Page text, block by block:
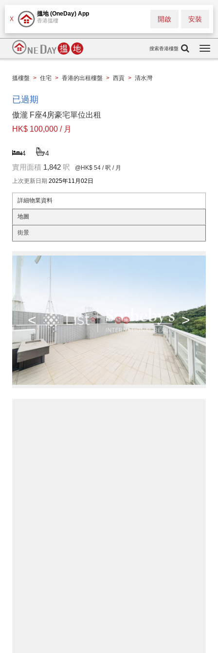
X
搵地 (OneDay) App
香港搵樓 安裝
開啟
搜索香港樓盤
搵樓盤 > 住宅 > 香港的出租樓盤 > 西貢 > 清水灣
已過期
傲瀧 F座4房豪宅單位出租
HK$ 100,000 / 月
4 4
實用面積 1,842 呎 @HK$ 54 / 呎 / 月
上次更新日期 2025年11月02日
詳細物業資料
地圖
街景
< >